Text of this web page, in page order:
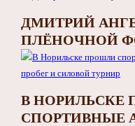
ДМИТРИЙ
ПЛЁНОЧНОЙ
В НОРИЛЬСКЕ
СПОРТИВНЫЕ